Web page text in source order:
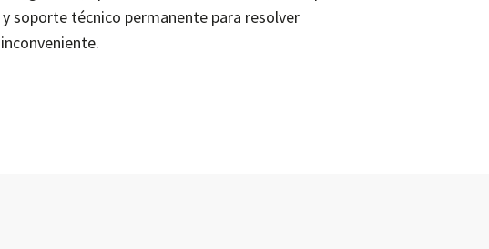
soporte técnico permanente para resolver